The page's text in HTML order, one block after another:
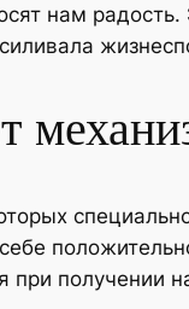
нам
при получении